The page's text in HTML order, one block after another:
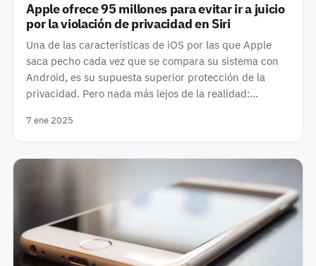
Apple ofrece 95 millones para evitar ir a juicio
por la violación de privacidad en Siri
Una de las características de iOS por las que Apple
saca pecho cada vez que se compara su sistema con
Android, es su supuesta superior protección de la
privacidad. Pero nada más lejos de la realidad:…
7 ene 2025